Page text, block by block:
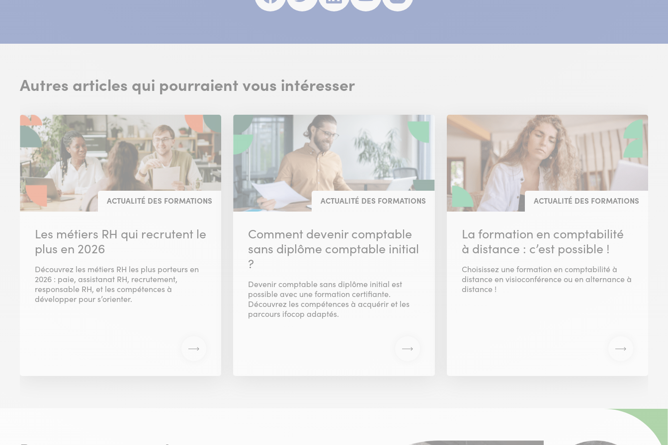
fenêtre)fenêtre)fenêtre)
fenêtre)fenêtre)
Autres articles qui pourraient vous intéresser
ACTUALITÉ DES FORMATIONS
Les métiers RH qui recrutent le
plus en 2026
Découvrez les métiers RH les plus porteurs en
2026 : paie, assistanat RH, recrutement,
responsable RH, et les compétences à
développer pour s’orienter.
ACTUALITÉ DES FORMATIONS
Comment devenir comptable
sans diplôme comptable initial
?
Devenir comptable sans diplôme initial est
possible avec une formation certifiante.
Découvrez les compétences à acquérir et les
parcours ifocop adaptés.
ACTUALITÉ DES FORMATIONS
La formation en comptabilité
à distance : c’est possible !
Choisissez une formation en comptabilité à
distance en visioconférence ou en alternance à
distance !